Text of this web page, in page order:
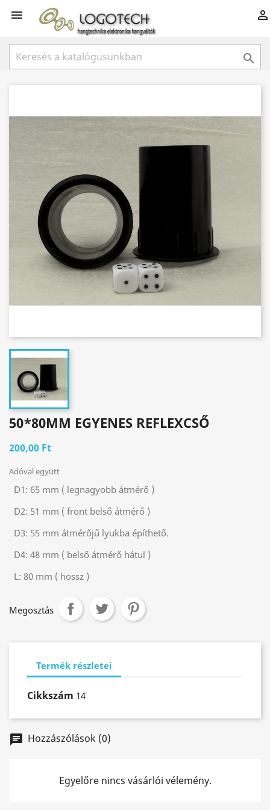
 

50*80MM EGYENES REFLEXCSŐ
200,00 Ft
Adóval együtt
D1: 65 mm ( legnagyobb átmérő )
D2: 51 mm ( front belső átmérő )
D3: 55 mm átmérőjű lyukba építhető.
D4: 48 mm ( belső átmérő hátul )
L: 80 mm ( hossz )
Megosztás
Termék részletei
Cikkszám 14
chat Hozzászólások (0)
Egyelőre nincs vásárlói vélemény.